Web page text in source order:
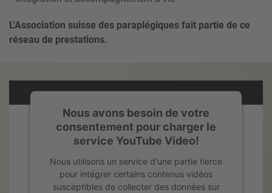
L'Association suisse des paraplégiques fait partie de ce
réseau de prestations.
Nous avons besoin de votre
consentement pour charger le
service YouTube Video!
Nous utilisons un service d'une partie tierce
pour intégrer certains contenus vidéos
susceptibles de collecter des données sur